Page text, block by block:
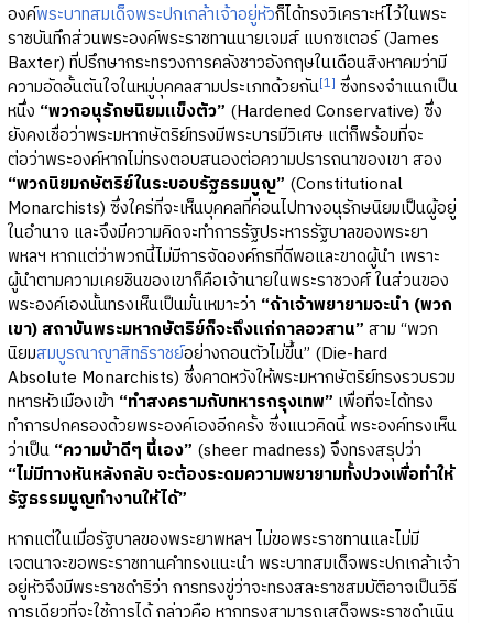
องค์พระบาทสมเด็จพระปกเกล้าเจ้าอยู่หัวก็ได้ทรงวิเคราะห์ไว้ในพระ
ราชบันทึกส่วนพระองค์พระราชทานนายเจมส์ แบกซเตอร์ (James
Baxter) ที่ปรึกษากระทรวงการคลังชาวอังกฤษในเดือนสิงหาคมว่ามี
ความอัดอั้นตันใจในหมู่บุคคลสามประเภทด้วยกัน[1] ซึ่งทรงจำแนกเป็น
หนึ่ง “พวกอนุรักษนิยมแข็งตัว” (Hardened Conservative) ซึ่ง
ยังคงเชื่อว่าพระมหากษัตริย์ทรงมีพระบารมีวิเศษ แต่ก็พร้อมที่จะ
ต่อว่าพระองค์หากไม่ทรงตอบสนองต่อความปรารถนาของเขา สอง
“พวกนิยมกษัตริย์ในระบอบรัฐธรมนูญ” (Constitutional
Monarchists) ซึ่งใคร่ที่จะเห็นบุคคลที่ค่อนไปทางอนุรักษนิยมเป็นผู้อยู่
ในอำนาจ และจึงมีความคิดจะทำการรัฐประหารรัฐบาลของพระยา
พหลฯ หากแต่ว่าพวกนี้ไม่มีการจัดองค์กรที่ดีพอและขาดผู้นำ เพราะ
ผู้นำตามความเคยชินของเขาก็คือเจ้านายในพระราชวงศ์ ในส่วนของ
พระองค์เองนั้นทรงเห็นเป็นมั่นเหมาะว่า “ถ้าเจ้าพยายามจะนำ (พวก
เขา) สถาบันพระมหากษัตริย์ก็จะถึงแก่กาลอวสาน” สาม “พวก
นิยมสมบูรณาญาสิทธิราชย์อย่างถอนตัวไม่ขึ้น” (Die-hard
Absolute Monarchists) ซึ่งคาดหวังให้พระมหากษัตริย์ทรงรวบรวม
ทหารหัวเมืองเข้า “ทำสงครามกับทหารกรุงเทพ” เพื่อที่จะได้ทรง
ทำการปกครองด้วยพระองค์เองอีกครั้ง ซึ่งแนวคิดนี้ พระองค์ทรงเห็น
ว่าเป็น “ความบ้าดีๆ นี้เอง” (sheer madness) จึงทรงสรุปว่า
“ไม่มีทางหันหลังกลับ จะต้องระดมความพยายามทั้งปวงเพื่อทำให้
รัฐธรรมนูญทำงานให้ได้”
หากแต่ในเมื่อรัฐบาลของพระยาพหลฯ ไม่ขอพระราชทานและไม่มี
เจตนาจะขอพระราชทานคำทรงแนะนำ พระบาทสมเด็จพระปกเกล้าเจ้า
อยู่หัวจึงมีพระราชดำริว่า การทรงขู่ว่าจะทรงสละราชสมบัติอาจเป็นวิธี
การเดียวที่จะใช้การได้ กล่าวคือ หากทรงสามารถเสด็จพระราชดำเนิน